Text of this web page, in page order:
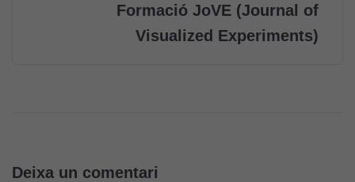
Formació JoVE (Journal of
Visualized Experiments)
Deixa un comentari